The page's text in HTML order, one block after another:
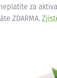
za
ZDARMA.